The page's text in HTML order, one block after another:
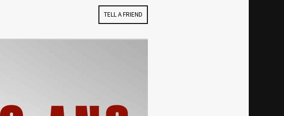
FACEBOOKTELL A FRIEND